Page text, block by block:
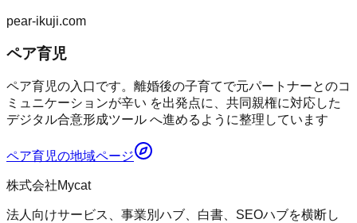
pear-ikuji.com
ペア育児
ペア育児の入口です。離婚後の子育てで元パートナーとのコ
ミュニケーションが辛い を出発点に、共同親権に対応した
デジタル合意形成ツール へ進めるように整理しています
ペア育児の地域ページ
株式会社Mycat
法人向けサービス、事業別ハブ、白書、SEOハブを横断し